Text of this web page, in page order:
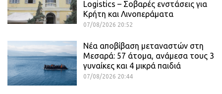
Logistics – Σοβαρές ενστάσεις για
Κρήτη και Λινοπεράματα
07/08/2026 20:52
Νέα αποβίβαση μεταναστών στη
Μεσαρά: 57 άτομα, ανάμεσα τους 3
γυναίκες και 4 μικρά παιδιά
07/08/2026 20:44